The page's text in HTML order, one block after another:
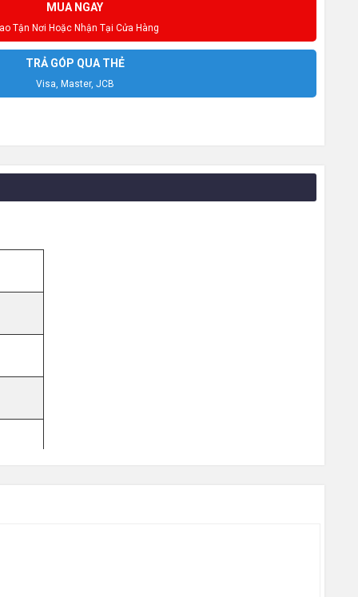
MUA NGAY
Tận Nơi Hoặc Nhận Tại Cửa Hàng
TRẢ GÓP QUA THẺ
Visa, Master, JCB